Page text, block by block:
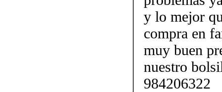
y lo mejor
compra en
muy buen
nuestro
984206322